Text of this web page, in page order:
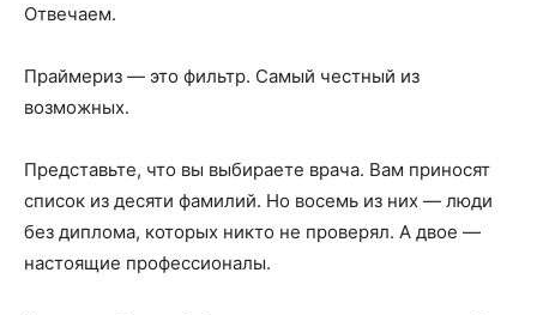
Отвечаем.
Праймериз — это фильтр. Самый честный из
возможных.
Представьте, что вы выбираете врача. Вам приносят
список из десяти фамилий. Но восемь из них — люди
без диплома, которых никто не проверял. А двое —
настоящие профессионалы.